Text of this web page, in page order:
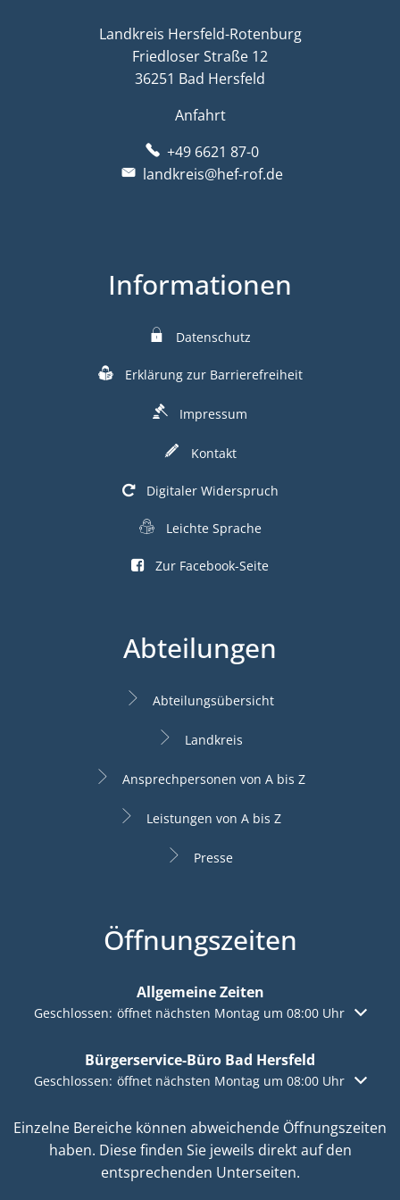
Landkreis Hersfeld-Rotenburg
Friedloser Straße 12
36251 Bad Hersfeld
Anfahrt
+49 6621 87-0
landkreis@hef-rof.de
Informationen
Datenschutz
Erklärung zur Barrierefreiheit
Impressum
Kontakt
Digitaler Widerspruch
Leichte Sprache
Zur Facebook-Seite
Abteilungen
Abteilungsübersicht
Landkreis
Ansprechpersonen von A bis Z
Leistungen von A bis Z
Presse
Öffnungszeiten
Allgemeine Zeiten
Klicken, um weitere Öffnungs- oder Schließzeiten
Geschlossen: öffnet nächsten Montag um 08:00 Uhr
Bürgerservice-Büro Bad Hersfeld
Klicken, um weitere Öffnungs- oder Schließzeiten
Geschlossen: öffnet nächsten Montag um 08:00 Uhr
Einzelne Bereiche können abweichende Öffnungszeiten
haben. Diese finden Sie jeweils direkt auf den
entsprechenden Unterseiten.